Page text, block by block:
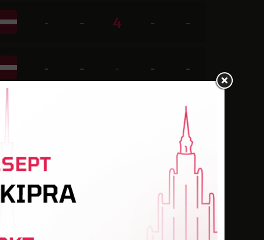
- - 4 - -
- - - - -
-
- -
-